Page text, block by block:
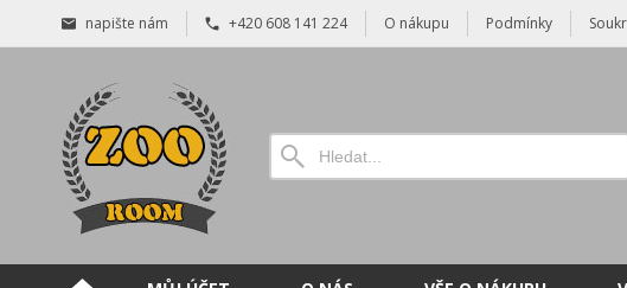
napište nám +420 608 141 224 O nákupu Podmínky